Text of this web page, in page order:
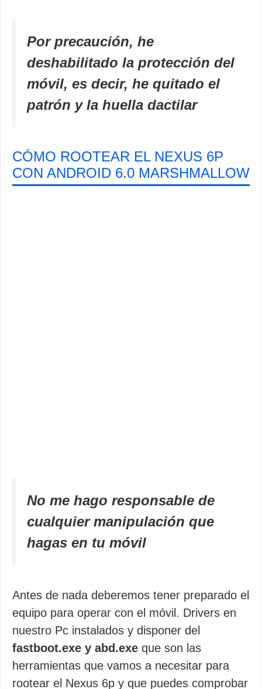
Por precaución, he
deshabilitado la protección del
móvil, es decir, he quitado el
patrón y la huella dactilar
CÓMO ROOTEAR EL NEXUS 6P
CON ANDROID 6.0 MARSHMALLOW
No me hago responsable de
cualquier manipulación que
hagas en tu móvil
Antes de nada deberemos tener preparado el
equipo para operar con el móvil. Drivers en
nuestro Pc instalados y disponer del
fastboot.exe y abd.exe que son las
herramientas que vamos a necesitar para
rootear el Nexus 6p y que puedes comprobar